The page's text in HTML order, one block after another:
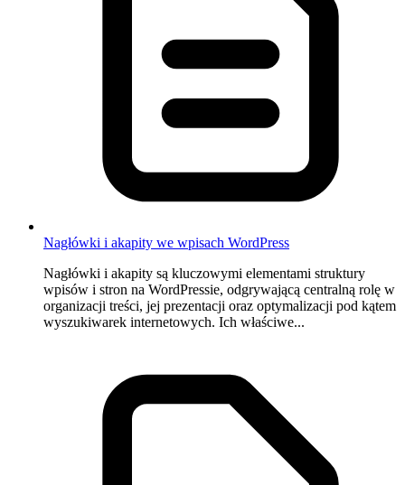
Nagłówki i akapity we wpisach WordPress
Nagłówki i akapity są kluczowymi elementami struktury
wpisów i stron na WordPressie, odgrywającą centralną rolę w
organizacji treści, jej prezentacji oraz optymalizacji pod kątem
wyszukiwarek internetowych. Ich właściwe...